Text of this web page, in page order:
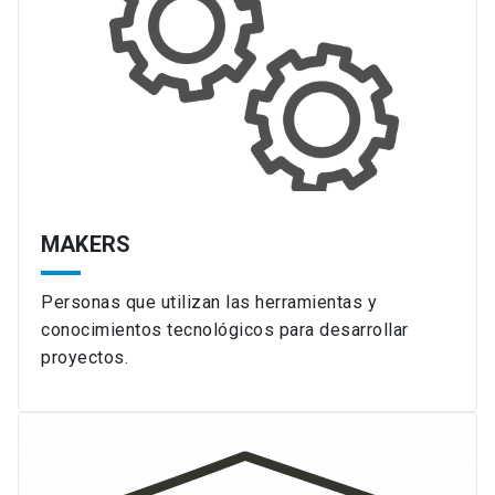
MAKERS
Personas que utilizan las herramientas y
conocimientos tecnológicos para desarrollar
proyectos.